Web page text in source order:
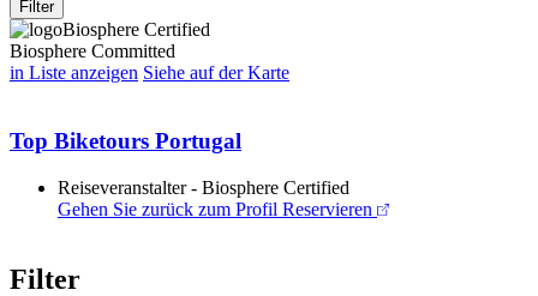
Filter
Biosphere Certified
Biosphere Committed
in Liste anzeigen Siehe auf der Karte
Top Biketours Portugal
Reiseveranstalter - Biosphere Certified
Gehen Sie zurück zum Profil Reservieren
Filter